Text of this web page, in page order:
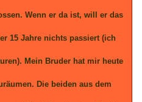
Wenn er da ist, will er das
15 Jahre nichts passiert (ich
Mein Bruder hat mir heute
Die beiden aus dem